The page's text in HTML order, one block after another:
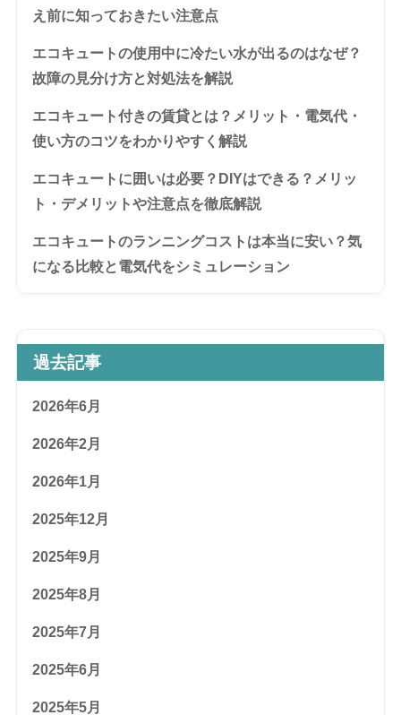
え前に知っておきたい注意点
エコキュートの使用中に冷たい水が出るのはなぜ？
故障の見分け方と対処法を解説
エコキュート付きの賃貸とは？メリット・電気代・
使い方のコツをわかりやすく解説
エコキュートに囲いは必要？DIYはできる？メリッ
ト・デメリットや注意点を徹底解説
エコキュートのランニングコストは本当に安い？気
になる比較と電気代をシミュレーション
過去記事
2026年6月
2026年2月
2026年1月
2025年12月
2025年9月
2025年8月
2025年7月
2025年6月
2025年5月